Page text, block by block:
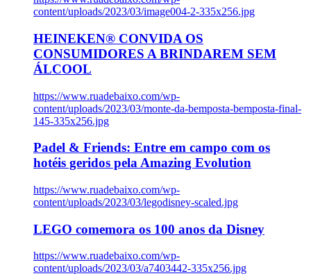
content/uploads/2023/03/image004-2-335x256.jpg
HEINEKEN® CONVIDA OS
CONSUMIDORES A BRINDAREM SEM
ÁLCOOL
https://www.ruadebaixo.com/wp-
content/uploads/2023/03/monte-da-bemposta-bemposta-final-
145-335x256.jpg
Padel & Friends: Entre em campo com os
hotéis geridos pela Amazing Evolution
https://www.ruadebaixo.com/wp-
content/uploads/2023/03/legodisney-scaled.jpg
LEGO comemora os 100 anos da Disney
https://www.ruadebaixo.com/wp-
content/uploads/2023/03/a7403442-335x256.jpg